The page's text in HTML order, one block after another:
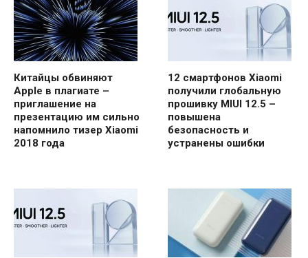
Китайцы обвиняют
Apple в плагиате –
приглашение на
презентацию им сильно
напомнило тизер Xiaomi
2018 года
12 смартфонов Xiaomi
получили глобальную
прошивку MIUI 12.5 –
повышена
безопасность и
устранены ошибки